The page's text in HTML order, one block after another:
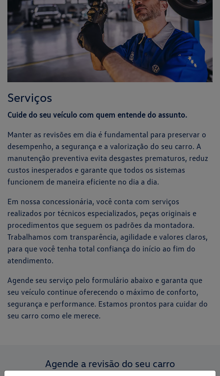
Serviços
Cuide do seu veículo com quem entende do assunto.
Manter as revisões em dia é fundamental para preservar o
desempenho, a segurança e a valorização do seu carro. A
manutenção preventiva evita desgastes prematuros, reduz
custos inesperados e garante que todos os sistemas
funcionem de maneira eficiente no dia a dia.
Em nossa concessionária, você conta com serviços
realizados por técnicos especializados, peças originais e
procedimentos que seguem os padrões da montadora.
Trabalhamos com transparência, agilidade e valores claros,
para que você tenha total confiança do início ao fim do
atendimento.
Agende seu serviço pelo formulário abaixo e garanta que
seu veículo continue oferecendo o máximo de conforto,
segurança e performance. Estamos prontos para cuidar do
seu carro como ele merece.
Agende a revisão do seu carro